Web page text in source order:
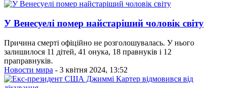
У Венесуелі помер найстаріший чоловік світу
Причина смерті офіційно не розголошувалась. У нього
залишилося 11 дітей, 41 онука, 18 правнуків і 12
праправнуків.
Новости мира - 3 квітня 2024, 13:52